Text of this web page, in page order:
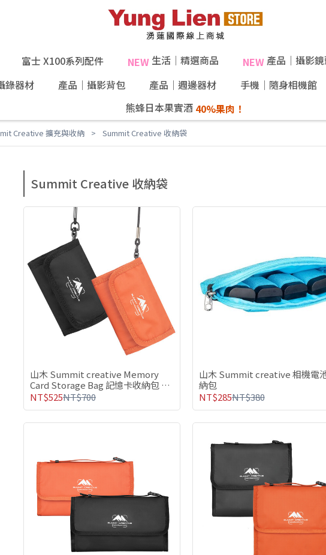
富士 X100系列配件 NEW生活｜精選商品 NEW產品｜攝影
錄器材 產品｜攝影背包 產品｜週邊器材 手機｜隨身相機館
熊蜂日本果實酒
Creative 擴充與收納 Summit Creative 收納袋
Summit Creative 收納袋
山木 Summit creative Memory
Card Storage Bag 記憶卡收納包 -
雙色可選
NT$525NT$700
山木 Summit creative 相機電
納包
NT$285NT$380